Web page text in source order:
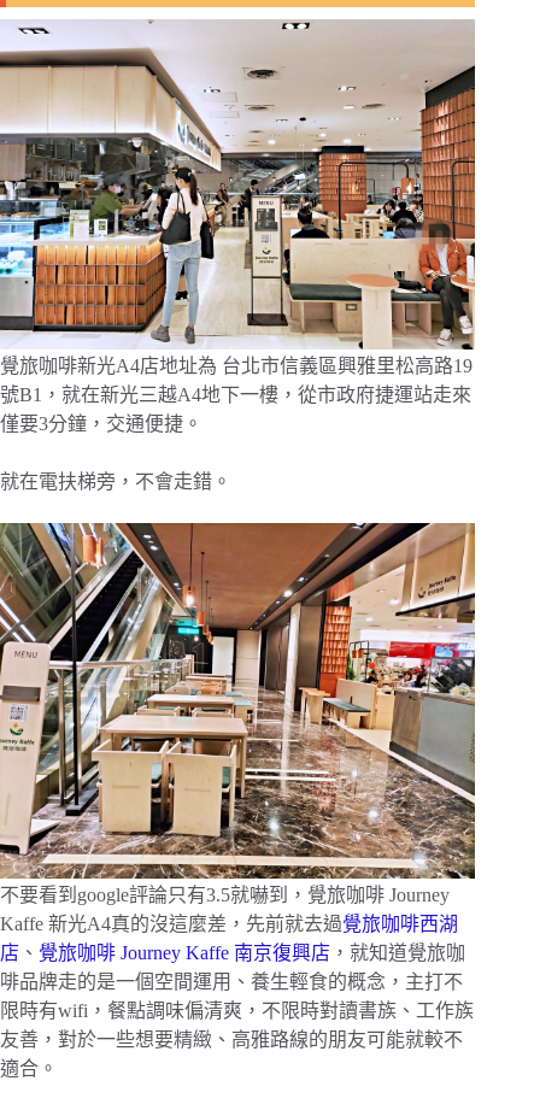
覺旅咖啡新光A4店地址為 台北市信義區興雅里松高路19
號B1，就在新光三越A4地下一樓，從市政府捷運站走來
僅要3分鐘，交通便捷。
就在電扶梯旁，不會走錯。
不要看到google評論只有3.5就嚇到，覺旅咖啡 Journey
Kaffe 新光A4真的沒這麼差，先前就去過覺旅咖啡西湖
店 、 覺旅咖啡 Journey Kaffe 南京復興店 ，就知道覺旅咖
啡品牌走的是一個空間運用、養生輕食的概念，主打不
限時有wifi，餐點調味偏清爽，不限時對讀書族、工作族
友善，對於一些想要精緻、高雅路線的朋友可能就較不
適合。